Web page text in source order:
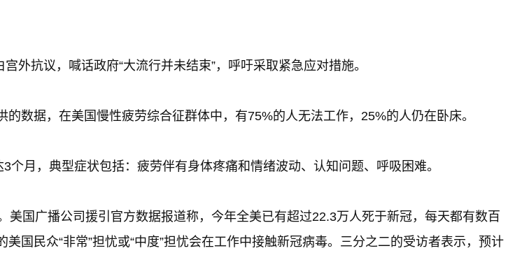
外抗议，喊话政府“大流行并未结束”，呼吁采取紧急应对措施。
数据，在美国慢性疲劳综合征群体中，有75%的人无法工作，25%的人仍在卧床。
月，典型症状包括：疲劳伴有身体疼痛和情绪波动、认知问题、呼吸困难。
国广播公司援引官方数据报道称，今年全美已有超过22.3万人死于新冠，每天都有数百
国民众“非常”担忧或“中度”担忧会在工作中接触新冠病毒。三分之二的受访者表示，预计